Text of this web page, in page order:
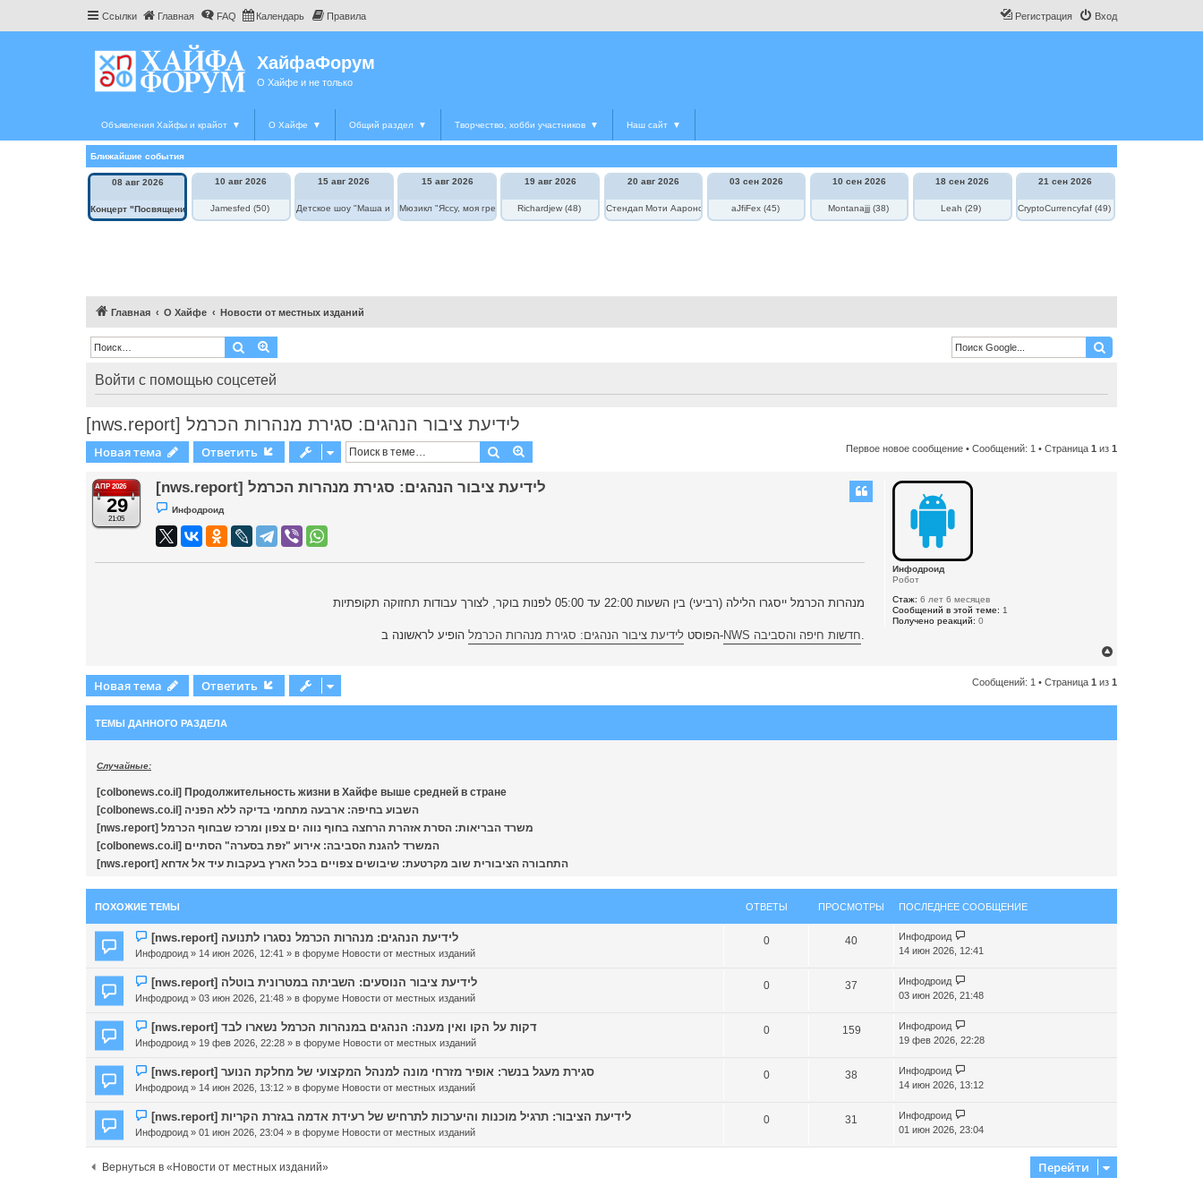
Ссылки Главная FAQ Календарь Правила Вход
Регистрация
ХайфаФорум
О Хайфе и не только
Объявления Хайфы и крайот ▼ О Хайфе ▼ Общий раздел ▼ Творчество, хобби участников ▼ Наш сайт ▼
Ближайшие события
08 авг 2026
Концерт "Посвящение Элле Фицджеральд"
10 авг 2026
Jamesfed (50)
15 авг 2026
Детское шоу "Маша и Медведь в цирке"
15 авг 2026
Мюзикл "Яссу, моя греческая любовь"
19 авг 2026
Richardjew (48)
20 авг 2026
Стендап Моти Аароновича
03 сен 2026
aJfiFex (45)
10 сен 2026
Montanajjj (38)
18 сен 2026
Leah (29)
21 сен 2026
CryptoCurrencyfaf (49)
Главная О Хайфе Новости от местных изданий
Поиск
Войти с помощью соцсетей
[nws.report] לידיעת ציבור הנהגים: סגירת מנהרות הכרמל
Новая тема Ответить Поиск Первое новое сообщение • Сообщений: 1 • Страница 1 из 1
Инфодроид
Робот
Стаж: 6 лет 6 месяцев
Сообщений в этой теме: 1
Получено реакций: 0
АПР 2026
29
21:05
[nws.report] לידיעת ציבור הנהגים: סגירת מנהרות הכרמל
Н
е
п
р
о
б
щ
е
и
Инфодроид
מנהרות הכרמל ייסגרו הלילה (רביעי) בין השעות 22:00 עד 05:00 לפנות בוקר, לצורך עבודות תחזוקה תקופתיות
הפוסט לידיעת ציבור הנהגים: סגירת מנהרות הכרמל הופיע לראשונה ב- NWS חדשות חיפה והסביבה.
р
Новая тема Ответить Сообщений: 1 • Страница 1 из 1
ТЕМЫ ДАННОГО РАЗДЕЛА
Случайные:
[colbonews.co.il] Продолжительность жизни в Хайфе выше средней в стране
[colbonews.co.il] השבוע בחיפה: ארבעה מתחמי בדיקה ללא הפניה
[nws.report] משרד הבריאות: הסרת אזהרת הרחצה בחוף נווה ים צפון ומרכז שבחוף הכרמל
[colbonews.co.il] המשרד להגנת הסביבה: אירוע "זפת בסערה" הסתיים
[nws.report] התחבורה הציבורית שוב מקרטעת: שיבושים צפויים בכל הארץ בעקבות עיד אל אדחא
ПОХОЖИЕ ТЕМЫ ОТВЕТЫ ПРОСМОТРЫ ПОСЛЕДНЕЕ СООБЩЕНИЕ
Н
о
о
е
о
о
б
е
н
е
[nws.report] לידיעת הנהגים: מנהרות הכרמל נסגרו לתנועה
Инфодроид » 14 июн 2026, 12:41 » в форуме Новости от местных изданий
0 40
Инфодроид
14 июн 2026, 12:41
Н
о
о
е
о
о
б
е
н
е
[nws.report] לידיעת ציבור הנוסעים: השביתה במטרונית בוטלה
Инфодроид » 03 июн 2026, 21:48 » в форуме Новости от местных изданий
0 37
Инфодроид
03 июн 2026, 21:48
Н
о
о
е
о
о
б
е
[nws.report] דקות על הקו ואין מענה: הנהגים במנהרות הכרמל נשארו לבד
Инфодроид » 19 фев 2026, 22:28 » в форуме Новости от местных изданий
0 159
Инфодроид
19 фев 2026, 22:28
Н
о
о
е
о
[nws.report] סגירת מעגל בנשר: אופיר מזרחי מונה למנהל המקצועי של מחלקת הנוער
Инфодроид » 14 июн 2026, 13:12 » в форуме Новости от местных изданий
0 38
Инфодроид
14 июн 2026, 13:12
Н
о
е
[nws.report] לידיעת הציבור: תרגיל מוכנות והיערכות לתרחיש של רעידת אדמה בגזרת הקריות
Инфодроид » 01 июн 2026, 23:04 » в форуме Новости от местных изданий
0 31
Инфодроид
01 июн 2026, 23:04
Вернуться в «Новости от местных изданий» Перейти